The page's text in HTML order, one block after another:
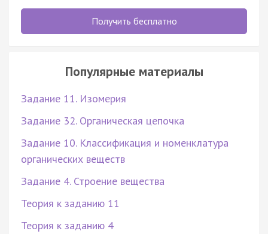
Получить бесплатно
Популярные материалы
Задание 11. Изомерия
Задание 32. Органическая цепочка
Задание 10. Классификация и номенклатура
органических веществ
Задание 4. Строение вещества
Теория к заданию 11
Теория к заданию 4